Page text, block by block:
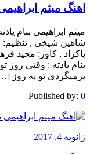
اهنگ میثم
شاهین شیخی ,
پاکزاد , کاور: مجید
بنام یادته : وقتی روز
برمیگردی تو یه روز
Published by: 0
ژانویه 4, 2017